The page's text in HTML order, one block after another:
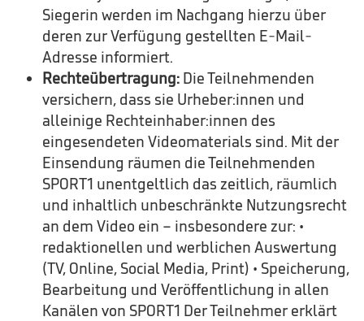
Siegerin werden im Nachgang hierzu über
deren zur Verfügung gestellten E-Mail-
Adresse informiert.
Rechteübertragung: Die Teilnehmenden
versichern, dass sie Urheber:innen und
alleinige Rechteinhaber:innen des
eingesendeten Videomaterials sind. Mit der
Einsendung räumen die Teilnehmenden
SPORT1 unentgeltlich das zeitlich, räumlich
und inhaltlich unbeschränkte Nutzungsrecht
an dem Video ein – insbesondere zur: •
redaktionellen und werblichen Auswertung
(TV, Online, Social Media, Print) • Speicherung,
Bearbeitung und Veröffentlichung in allen
Kanälen von SPORT1 Der Teilnehmer erklärt